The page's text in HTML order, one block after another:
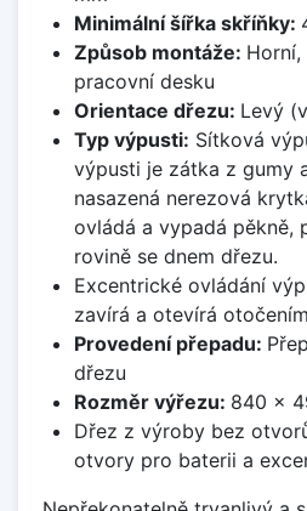
Minimální šířka skříňky:
Způsob montáže: Horní,
pracovní desku
Orientace dřezu: Levý
Typ výpusti: Sítková
výpusti je zátka z gumy
nasazená nerezová
ovládá a vypadá pěkně,
rovině se dnem dřezu.
Excentrické ovládání
zavírá a otevírá
Provedení přepadu:
dřezu
Rozměr výřezu: 840 x
Dřez z výroby bez
otvory pro baterii a